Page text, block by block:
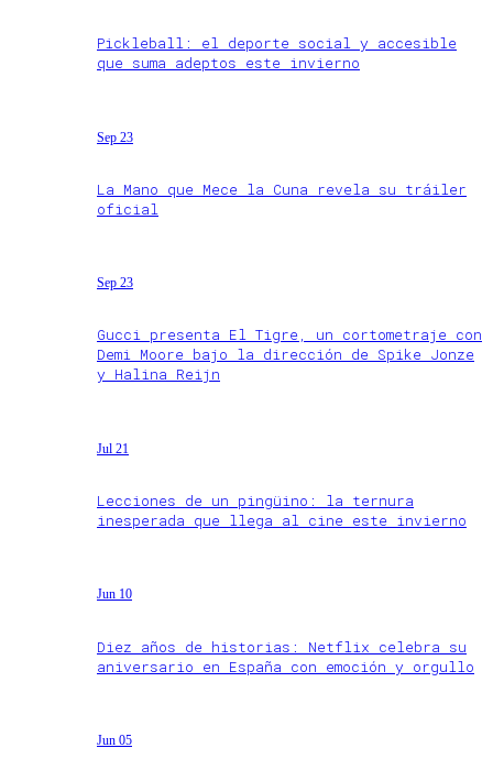
Pickleball: el deporte social y accesible
que suma adeptos este invierno
Sep 23
La Mano que Mece la Cuna revela su tráiler
oficial
Sep 23
Gucci presenta El Tigre, un cortometraje con
Demi Moore bajo la dirección de Spike Jonze
y Halina Reijn
Jul 21
Lecciones de un pingüino: la ternura
inesperada que llega al cine este invierno
Jun 10
Diez años de historias: Netflix celebra su
aniversario en España con emoción y orgullo
Jun 05